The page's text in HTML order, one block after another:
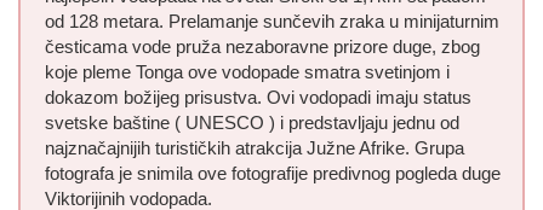
od 128 metara. Prelamanje sunčevih zraka u minijaturnim
česticama vode pruža nezaboravne prizore duge, zbog
koje pleme Tonga ove vodopade smatra svetinjom i
dokazom božijeg prisustva. Ovi vodopadi imaju status
svetske baštine ( UNESCO ) i predstavljaju jednu od
najznačajnijih turističkih atrakcija Južne Afrike. Grupa
fotografa je snimila ove fotografije predivnog pogleda duge
Viktorijinih vodopada.